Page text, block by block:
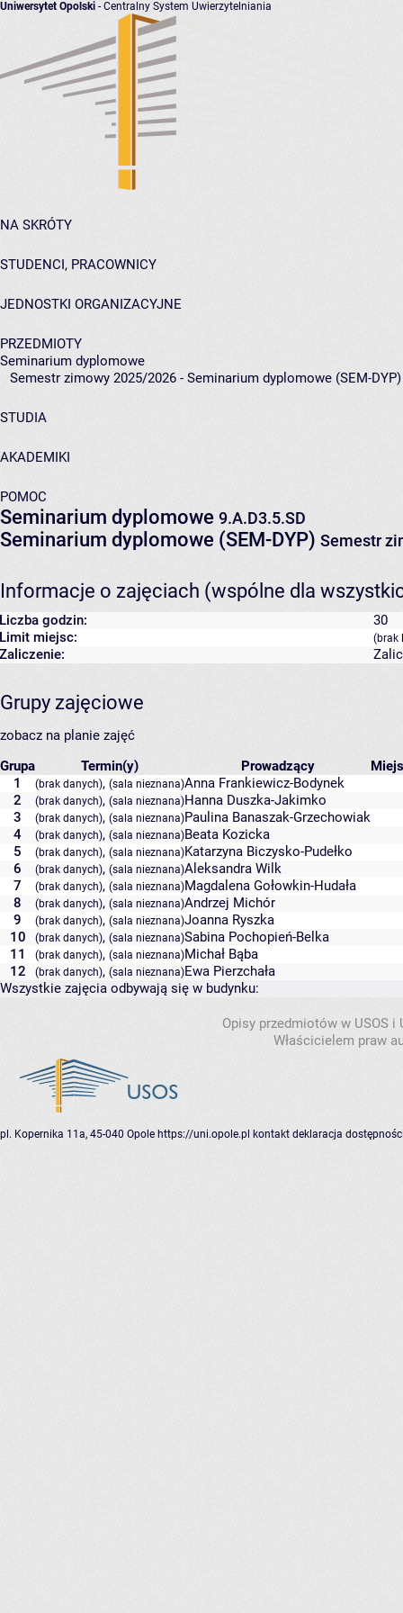
Uniwersytet Opolski - Centralny System Uwierzytelniania
NA SKRÓTY
STUDENCI, PRACOWNICY
JEDNOSTKI ORGANIZACYJNE
PRZEDMIOTY
Seminarium dyplomowe
Semestr zimowy 2025/2026 - Seminarium dyplomowe (SEM-DYP)
STUDIA
AKADEMIKI
POMOC
Seminarium dyplomowe 9.A.D3.5.SD
Seminarium dyplomowe (SEM-DYP) Semestr
Informacje o zajęciach (wspólne dla
Liczba godzin:
30
Limit miejsc:
(brak
Zaliczenie:
Grupy zajęciowe
zobacz na planie zajęć
Grupa
Termin(y) Prowadzący
1
(brak danych), (sala nieznana)Anna Frankiewicz-Bodynek
2
(brak danych), (sala nieznana)Hanna Duszka-Jakimko
3
(brak danych), (sala nieznana)Paulina Banaszak-Grzechowiak
4
(brak danych), (sala nieznana)Beata Kozicka
5
(brak danych), (sala nieznana)Katarzyna Biczysko-Pudełko
6
(brak danych), (sala nieznana)Aleksandra Wilk
7
(brak danych), (sala nieznana)Magdalena Gołowkin-Hudała
8
(brak danych), (sala nieznana)Andrzej Michór
9
(brak danych), (sala nieznana)Joanna Ryszka
10
(brak danych), (sala nieznana)Sabina Pochopień-Belka
11
(brak danych), (sala nieznana)Michał Bąba
12
(brak danych), (sala nieznana)Ewa Pierzchała
Wszystkie zajęcia odbywają się w budynku:
Opisy przedmiotów w USOS
Właścicielem praw
pl. Kopernika 11a, 45-040 Opole https://uni.opole.pl kontakt deklaracja